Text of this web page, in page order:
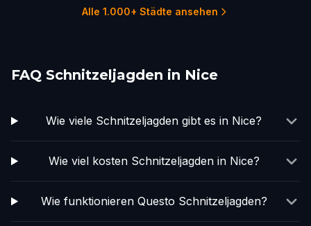
Alle 1.000+ Städte ansehen
FAQ Schnitzeljagden in Nice
Wie viele Schnitzeljagden gibt es in Nice?
Wie viel kosten Schnitzeljagden in Nice?
Wie funktionieren Questo Schnitzeljagden?